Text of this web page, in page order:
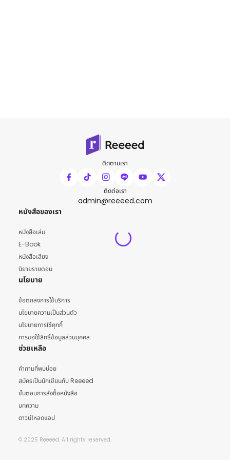
ติดตามเรา
ติดต่อเรา
admin@reeeed.com
หนังสือของเรา
หนังสือเล่ม
E-Book
หนังสือเสียง
นิยายรายตอน
นโยบาย
ข้อตกลงการใช้บริการ
นโยบายความเป็นส่วนตัว
นโยบายการใช้คุกกี้
การขอใช้สิทธิ์ข้อมูลส่วนบุคคล
ช่วยเหลือ
คำถามที่พบบ่อย
สมัครเป็นนักเขียนกับ Reeeed
ขั้นตอนการสั่งซื้อหนังสือ
บทความ
ดาวน์โหลดแอป
© 2025 Reeeed. All rights reserved.